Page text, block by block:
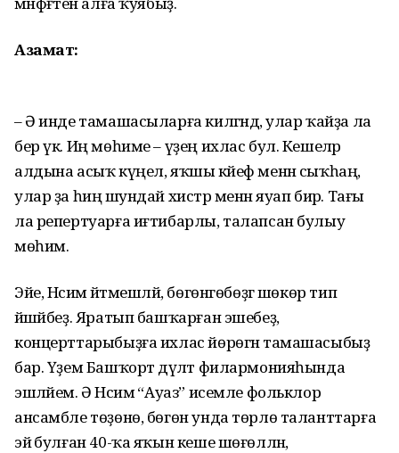
Азамат:
– Ә инде тамашасыларға килгәндә, улар ҡайҙа ла
бер үк. Иң мөһиме – үҙең ихлас бул. Кешеләр
алдына асыҡ күңел, яҡшы кәйеф менән сыҡһаң,
улар ҙа һиңә шундай хистәр менән яуап бирә. Тағы
ла репертуарға иғтибарлы, талапсан булыу
мөһим.
Эйе, Нәсимә әйтмешләй, бө­гөнгөбөҙгә шөкөр тип
йәшәйбеҙ. Яратып башҡарған эшебеҙ,
концерттарыбыҙға ихлас йөрөгән тамашасыбыҙ
бар. Үҙем Баш­ҡорт дәүләт филармонияһында
эшләйем. Ә Нәсимә “Ауаз” исемле фольклор
ансамбле төҙөнө, бөгөн унда төрлө таланттарға
эйә булған 40-ҡа яҡын кеше шөғөлләнә,